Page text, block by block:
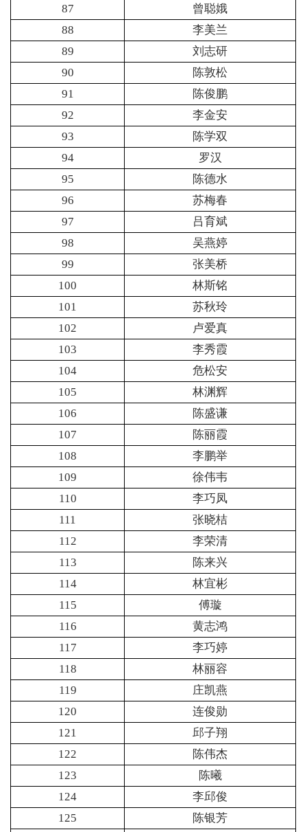
87
曾聪娥
88
李美兰
89
刘志研
90
陈敦松
91
陈俊鹏
92
李金安
93
陈学双
94
罗汉
95
陈德水
96
苏梅春
97
吕育斌
98
吴燕婷
99
张美桥
100
林斯铭
101
苏秋玲
102
卢爱真
103
李秀霞
104
危松安
105
林渊辉
106
陈盛谦
107
陈丽霞
108
李鹏举
109
徐伟韦
110
李巧凤
111
张晓桔
112
李荣清
113
陈来兴
114
林宜彬
115
傅璇
116
黄志鸿
117
李巧婷
118
林丽容
119
庄凯燕
120
连俊勋
121
邱子翔
122
陈伟杰
123
陈曦
124
李邱俊
125
陈银芳